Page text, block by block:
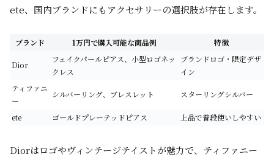
ete、国内ブランドにもアクセサリーの選択肢が存在します。
ブランド 1万円で購入可能な商品例 特徴
Dior
フェイクパールピアス、小型ロゴネッ
クレス
ブランドロゴ・限定デザ
イン
ティファニ
ー
シルバーリング、ブレスレット スターリングシルバー
ete ゴールドプレーテッドピアス 上品で普段使いしやすい
Diorはロゴやヴィンテージテイストが魅力で、ティファニー